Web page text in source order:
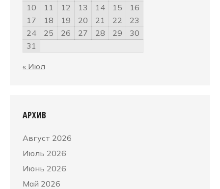
10
11 12 13 14 15
16
17
18 19 20 21 22
23
24
25 26 27 28 29
30
31
« Июл
АРХИВ
Август 2026
Июль 2026
Июнь 2026
Май 2026